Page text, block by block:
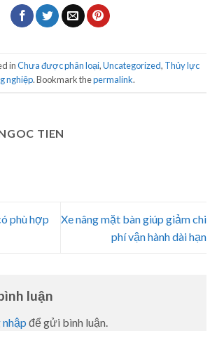
inChưa được phân loại,Uncategorized, Thủy lực
nghiệp. Bookmark thepermalink.
TIEN
phù hợp
Xe nâng mặt bàn giúp giảm chi
phí vận hành dài hạn
luận
để gửi bình luận.